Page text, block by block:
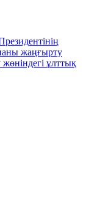
жаңғырту
ұлттық